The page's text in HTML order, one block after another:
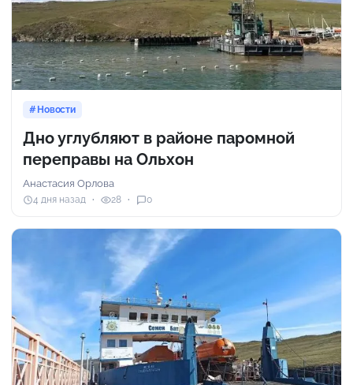
Новости
Дно углубляют в районе паромной
переправы на Ольхон
Анастасия Орлова
4 дня назад 28 0